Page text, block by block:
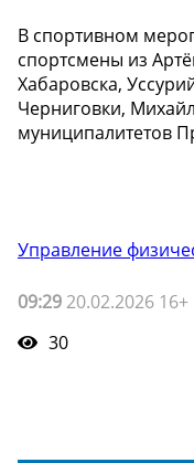
В спортивном
спортсмены из
Хабаровска,
Черниговки,
муниципалитетов
Управление
09:29 20.02.2026 16+
30